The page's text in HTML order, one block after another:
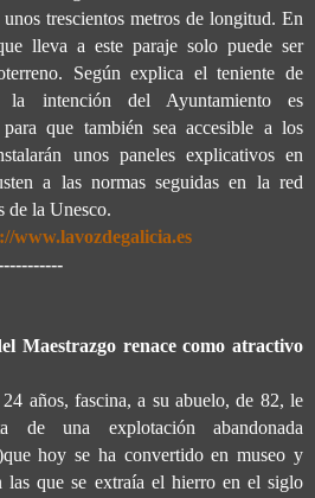
trescientos metros de longitud. En
lleva a este paraje solo puede ser
Según explica el teniente de
la intención del Ayuntamiento es
que también sea accesible a los
unos paneles explicativos en
a las normas seguidas en la red
de la Unesco.
www.lavozdegalicia.es
Maestrazgo renace como atractivo
años, fascina, a su abuelo, de 82, le
de una explotación abandonada
hoy se ha convertido en museo y
las que se extraía el hierro en el siglo